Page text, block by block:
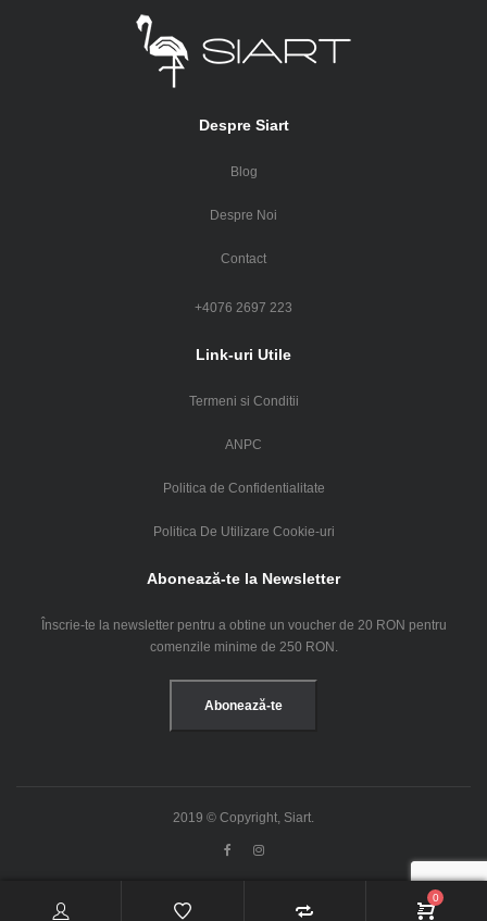
Despre Siart
Blog
Despre Noi
Contact
+4076 2697 223
Link-uri Utile
Termeni si Conditii
ANPC
Politica de Confidentialitate
Politica De Utilizare Cookie-uri
Abonează-te la Newsletter
Înscrie-te la newsletter pentru a obtine un voucher de 20 RON pentru
comenzile minime de 250 RON.
Abonează-te
2019 © Copyright, Siart.
0